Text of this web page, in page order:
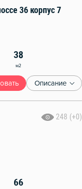
36 корпус 7
38
м2
Описание
248 (+0)
66